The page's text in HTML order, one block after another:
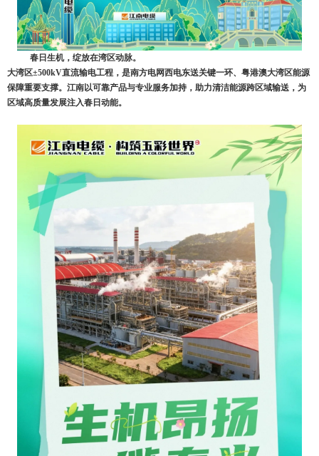
春日生机，绽放在湾区动脉。
大湾区±500kV直流输电工程，是南方电网西电东送关键一环、粤港澳大湾区能源
保障重要支撑。江南以可靠产品与专业服务加持，助力清洁能源跨区域输送，为
区域高质量发展注入春日动能。